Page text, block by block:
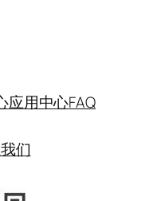
应用中心FAQ
们